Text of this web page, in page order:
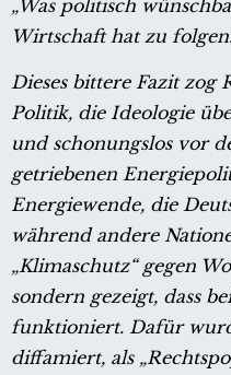
„Was politisch
Wirtschaft hat zu
Dieses bittere Fazit zog
Politik, die Ideologie
und schonungslos vor
getriebenen
Energiewende, die
während andere
„Klimaschutz“ gegen
sondern gezeigt, dass
funktioniert. Dafür
diffamiert, als